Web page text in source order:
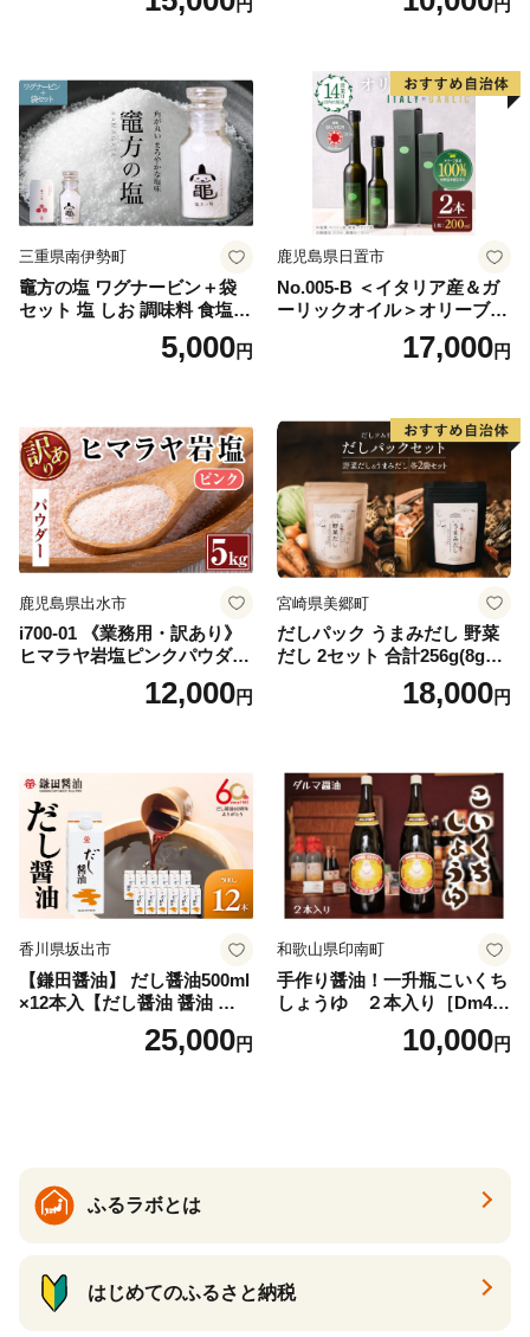
円
り 美味しい おいしい 鍋 しゃ
円
三重県南伊勢町
竈方の塩 ワグナービン＋袋
セット 塩 しお 調味料 食塩
天然 ミネラル 調味料 ソルト
salt 料理 味付 おにぎり 三重
5,000円
鹿児島県日置市
No.005-B ＜イタリア産＆ガ
ーリックオイル＞オリーブオ
イルセット(200ml×2本) 日置
市 特産品 調味料 油 エキスト
ブ】
17,000円
鹿児島県出水市
i700-01 《業務用・訳あり》
ヒマラヤ岩塩ピンクパウダー
タイプ(5kg) 岩塩 塩 調味料
しお 保存料不使用 天然 パウ
ティースマイル】
12,000円
宮崎県美郷町
だしパック うまみだし 野菜
だし 2セット 合計256g(8g×8
パック×2種×2セット) [岡田商
店 宮崎県 美郷町 31ac0069]
18,000円
香川県坂出市
【鎌田醤油】 だし醤油500ml
×12本入【だし醤油 醤油 人気
おすすめ 人気だし醤油 出汁
25,000円
和歌山県印南町
手作り醤油！一升瓶こいくち
しょうゆ ２本入り［Dm4］
｜手作り 醤油 和歌山県 印南
町 一升瓶 こいくちしょうゆ
10,000円
ふるラボとは
はじめてのふるさと納税